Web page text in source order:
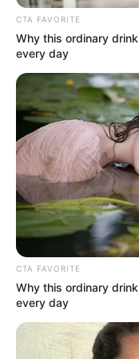
Según información
CTA FAVORITE
Why this ordinary
every day
CTA FAVORITE
Why this ordinary
every day